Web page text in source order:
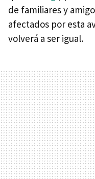
de familiares y
afectados por esta
volverá a ser igual.